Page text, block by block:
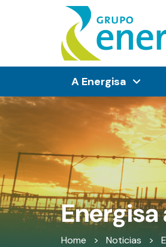
A Energisa
Home > Noticias >